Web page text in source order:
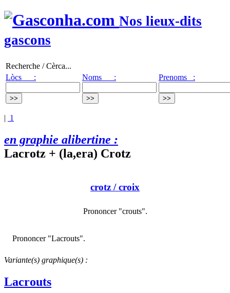
Nos lieux-dits
gascons
Recherche / Cèrca...
Lòcs :
Noms : Prenoms :
| 1
en graphie alibertine :
Lacrotz + (la,era) Crotz
crotz / croix
Prononcer "crouts".
Prononcer "Lacrouts".
Variante(s) graphique(s) :
Lacrouts